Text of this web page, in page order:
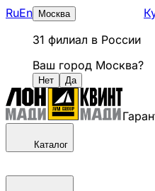
RuEn Москва
31 филиал в России
Ваш город Москва?
Нет Да
Каталог